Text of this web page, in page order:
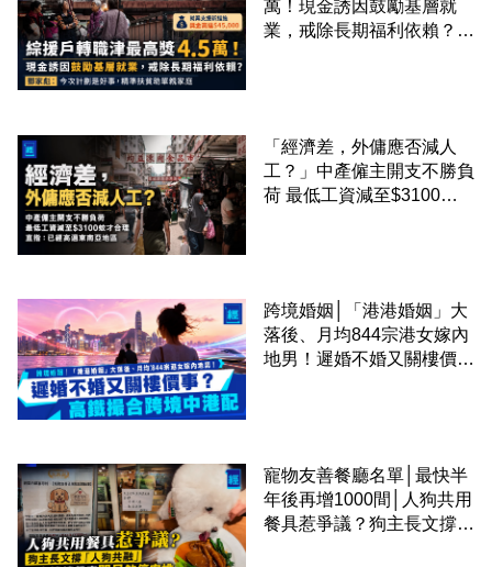
萬！現金誘因鼓勵基層就
業，戒除長期福利依賴？鄧
「經濟差，外傭應否減人
工？」中產僱主開支不勝負
荷 最低工資減至$3100蚊
跨境婚姻│「港港婚姻」大
落後、月均844宗港女嫁內
地男！遲婚不婚又關樓價
寵物友善餐廳名單│最快半
年後再增1000間│人狗共用
餐具惹爭議？狗主長文撐